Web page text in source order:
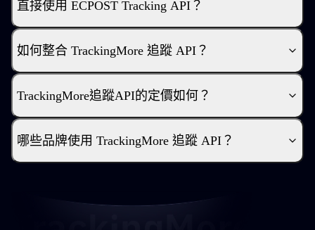
直接使用 ECPOST Tracking API？
如何整合 TrackingMore 追蹤 API？
TrackingMore追蹤API的定價如何？
哪些品牌使用 TrackingMore 追蹤 API？